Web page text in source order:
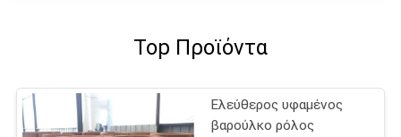
Top Προϊόντα
Ελεύθερος υφαμένος
βαρούλκο ρόλος